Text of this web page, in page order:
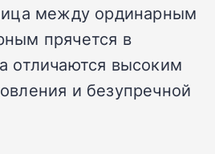
между ординарным
прячется в
отличаются высоким
и безупречной